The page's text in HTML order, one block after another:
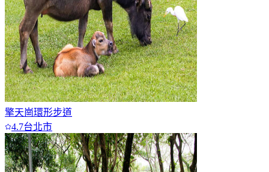
擎天崗環形步道
4.7台北市